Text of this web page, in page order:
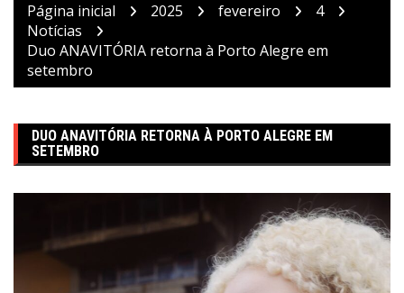
Página inicial 2025 fevereiro
4
Notícias
Duo ANAVITÓRIA retorna à Porto Alegre em
setembro
DUO ANAVITÓRIA RETORNA À PORTO ALEGRE EM
SETEMBRO